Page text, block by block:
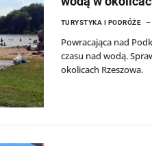
TURYSTYKA I PODRÓŻE
Powracająca nad
czasu nad wodą.
okolicach Rzeszowa.